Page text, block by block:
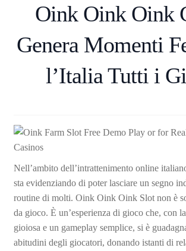
บทความ
ติดต่อเรา
Oink Oink Oink
Genera Momenti
l’Italia Tutti i
Nell’ambito dell’intrattenimento online
sta evidenziando di poter lasciare un segno
routine di molti. Oink Oink Oink Slot non è
da gioco. È un’esperienza di gioco che, con
gioiosa e un gameplay semplice, si è
abitudini degli giocatori, donando istanti di